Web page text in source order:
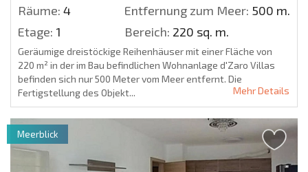
Räume: 4 Entfernung zum Meer: 500 m.
Etage: 1 Bereich: 220 sq. m.
Geräumige dreistöckige Reihenhäuser mit einer Fläche von
220 m² in der im Bau befindlichen Wohnanlage d'Zaro Villas
befinden sich nur 500 Meter vom Meer entfernt. Die
Fertigstellung des Objekt...
Mehr Details
Meerblick